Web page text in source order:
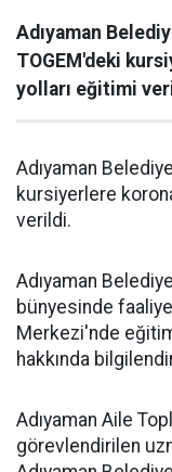
Adıyaman
TOGEM'deki
yolları eğitimi
Adıyaman
kursiyerlere
verildi.
Adıyaman
bünyesinde
Merkezi'nde
hakkında
Adıyaman Aile
görevlendirilen